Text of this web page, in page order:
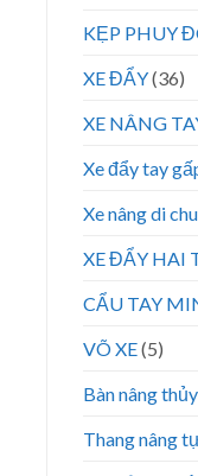
KẸP PHUY
XE ĐẨY(36)
XE NÂNG
Xe đẩy tay
Xe nâng di
XE ĐẨY HAI
CẨU TAY
VÕ XE(5)
Bàn nâng
Thang nâng